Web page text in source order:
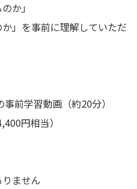
か」
」を事前に理解していただ
前学習動画（約20分）
円相当）
ません